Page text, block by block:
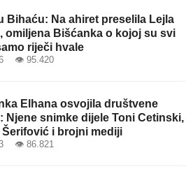
Bihaću: Na ahiret preselila Lejla
omiljena Bišćanka o kojoj su svi
riječi hvale
👁 95.420
Elhana osvojila društvene
Njene snimke dijele Toni Cetinski,
Šerifović i brojni mediji
👁 86.821